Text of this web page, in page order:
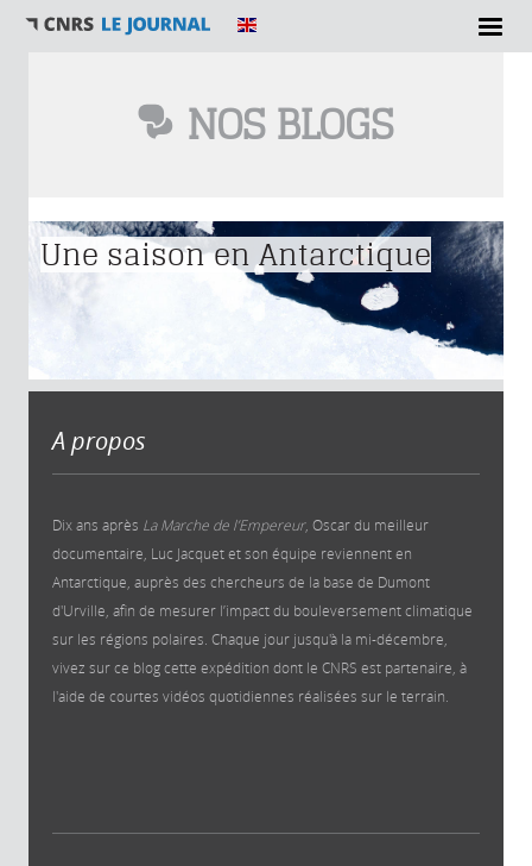
NOS BLOGS
Vous êtes ici
Une saison en Antarctique
A propos
Dix ans après La Marche de l’Empereur, Oscar du meilleur
documentaire, Luc Jacquet et son équipe reviennent en
Antarctique, auprès des chercheurs de la base de Dumont
d'Urville, afin de mesurer l’impact du bouleversement climatique
sur les régions polaires. Chaque jour jusqu'à la mi-décembre,
vivez sur ce blog cette expédition dont le CNRS est partenaire, à
l'aide de courtes vidéos quotidiennes réalisées sur le terrain.